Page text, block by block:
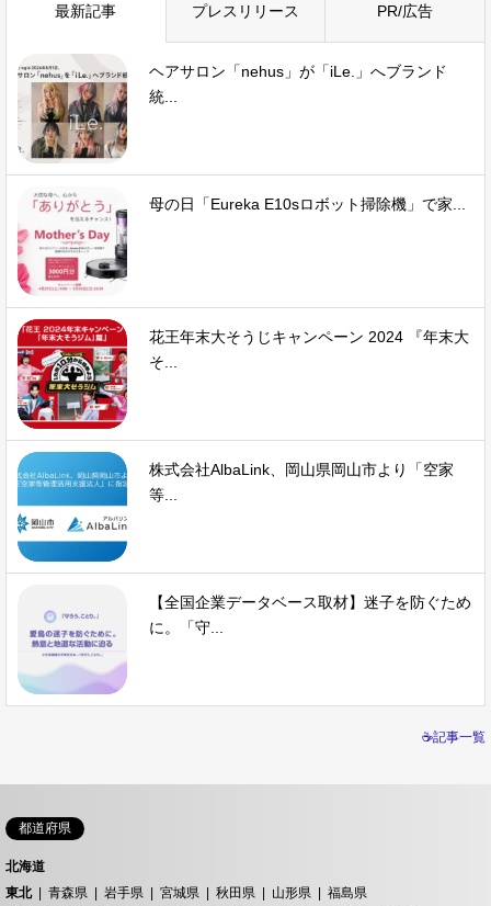
最新記事 プレスリリース PR/広告
ヘアサロン「nehus」が「iLe.」へブランド
統...
母の日「Eureka E10sロボット掃除機」で家...
花王年末大そうじキャンペーン 2024 『年末大
そ...
株式会社AlbaLink、岡山県岡山市より「空家
等...
【全国企業データベース取材】迷子を防ぐため
に。「守...
☕記事一覧
都道府県
北海道
東北
青森県 岩手県 宮城県 秋田県 山形県
福島県